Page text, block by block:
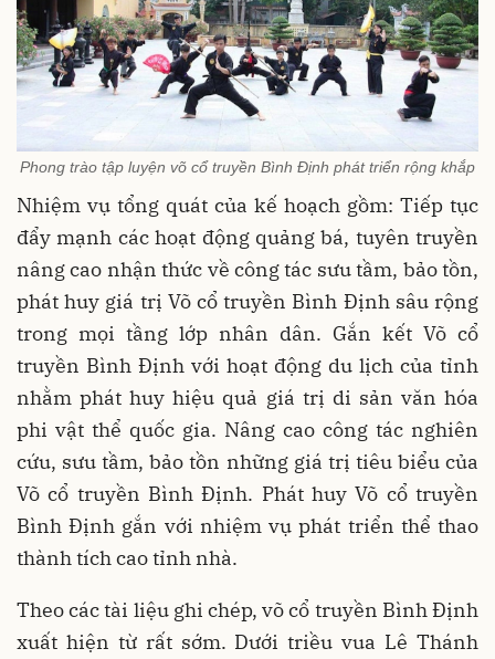
Phong trào tập luyện võ cổ truyền Bình Định phát triển rộng khắp
Nhiệm vụ tổng quát của kế hoạch gồm: Tiếp tục
đẩy mạnh các hoạt động quảng bá, tuyên truyền
nâng cao nhận thức về công tác sưu tầm, bảo tồn,
phát huy giá trị Võ cổ truyền Bình Định sâu rộng
trong mọi tầng lớp nhân dân. Gắn kết Võ cổ
truyền Bình Định với hoạt động du lịch của tỉnh
nhằm phát huy hiệu quả giá trị di sản văn hóa
phi vật thể quốc gia. Nâng cao công tác nghiên
cứu, sưu tầm, bảo tồn những giá trị tiêu biểu của
Võ cổ truyền Bình Định. Phát huy Võ cổ truyền
Bình Định gắn với nhiệm vụ phát triển thể thao
thành tích cao tỉnh nhà.
Theo các tài liệu ghi chép, võ cổ truyền Bình Định
xuất hiện từ rất sớm. Dưới triều vua Lê Thánh